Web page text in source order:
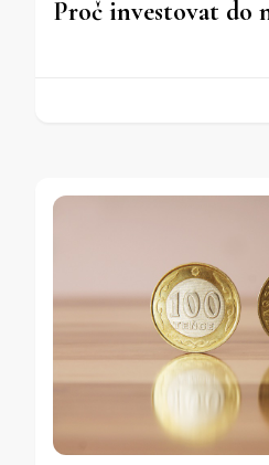
Proč investovat do